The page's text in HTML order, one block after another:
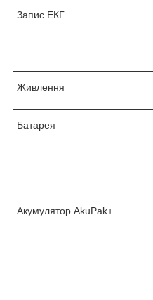
Запис ЕКГ
Живлення
Батарея
Акумулятор AkuPak+